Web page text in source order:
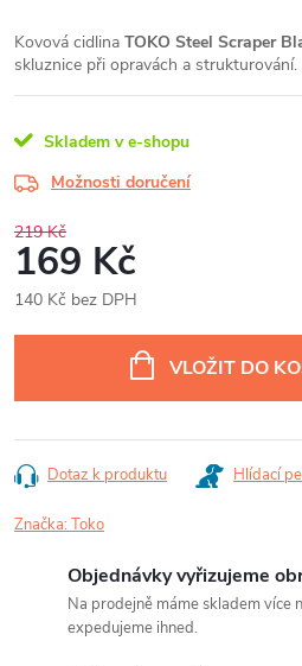
Kovová cidlina TOKO Steel Scraper
skluznice při opravách a strukturování.
Skladem v e-shopu
Možnosti doručení
219 Kč
169 Kč
140 Kč bez DPH
VLOŽIT DO
Dotaz k produktu Hlídací
Značka:Toko
Objednávky vyřizujeme
Na prodejně máme skladem
expedujeme ihned.